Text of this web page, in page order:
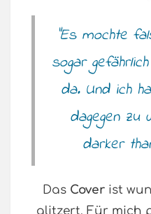
“Es mochte
sogar
da. Und ich
dagegen zu
darker
Das Cover ist
glitzert. Für mich